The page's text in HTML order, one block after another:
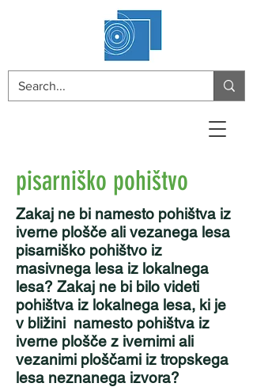
pisarniško pohištvo
Zakaj ne bi namesto pohištva iz
iverne plošče ali vezanega lesa
pisarniško pohištvo iz
masivnega lesa iz lokalnega
lesa? Zakaj ne bi bilo videti
pohištva iz lokalnega lesa, ki je
v bližini namesto pohištva iz
iverne plošče z ivernimi ali
vezanimi ploščami iz tropskega
lesa neznanega izvora?